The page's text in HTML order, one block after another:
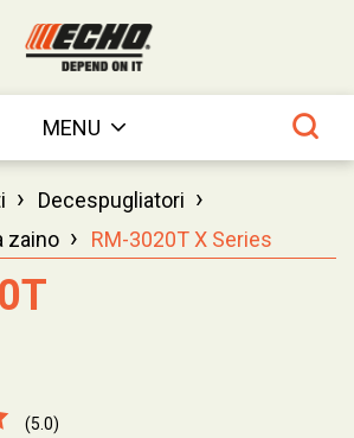
MENU
› Decespugliatori ›
zaino › RM-3020T X Series
(5.0)